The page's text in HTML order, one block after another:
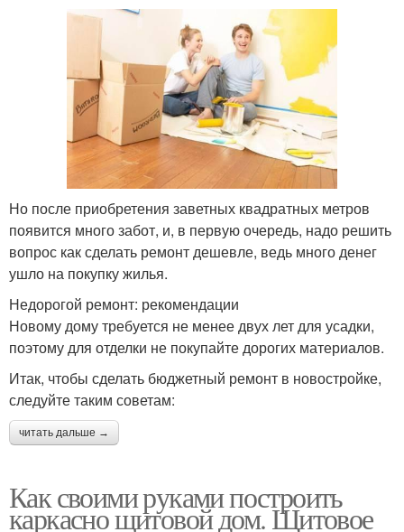
Но после приобретения заветных квадратных метров
появится много забот, и, в первую очередь, надо решить
вопрос как сделать ремонт дешевле, ведь много денег
ушло на покупку жилья.
Недорогой ремонт: рекомендации
Новому дому требуется не менее двух лет для усадки,
поэтому для отделки не покупайте дорогих материалов.
Итак, чтобы сделать бюджетный ремонт в новостройке,
следуйте таким советам:
читать дальше →
Как своими руками построить
каркасно щитовой дом. Щитовое